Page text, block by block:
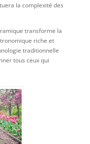
la complexité des
transforme la
riche et
traditionnelle
tous ceux qui